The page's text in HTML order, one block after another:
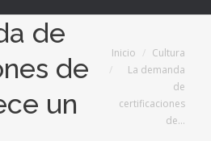
de
de
un
Estás aquí:
Inicio
Cultura
La demanda
de
certificaciones
de…